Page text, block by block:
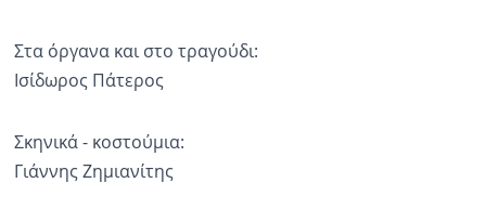
Στα όργανα και στο τραγούδι:
Ισίδωρος Πάτερος
Σκηνικά - κοστούμια:
Γιάννης Ζημιανίτης